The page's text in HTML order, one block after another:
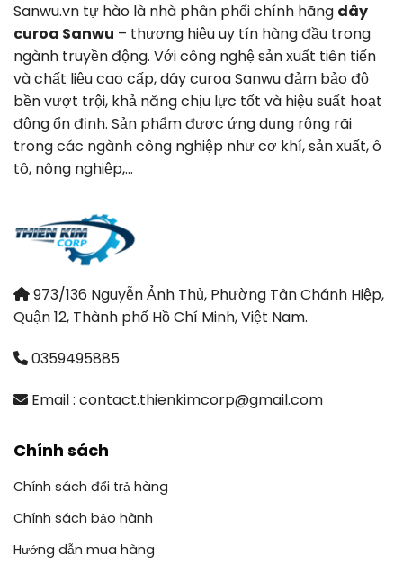
Sanwu.vn tự hào là nhà phân phối chính hãng dây
curoa Sanwu – thương hiệu uy tín hàng đầu trong
ngành truyền động. Với công nghệ sản xuất tiên tiến
và chất liệu cao cấp, dây curoa Sanwu đảm bảo độ
bền vượt trội, khả năng chịu lực tốt và hiệu suất hoạt
động ổn định. Sản phẩm được ứng dụng rộng rãi
trong các ngành công nghiệp như cơ khí, sản xuất, ô
tô, nông nghiệp,…
973/136 Nguyễn Ảnh Thủ, Phường Tân Chánh Hiệp,
Quận 12, Thành phố Hồ Chí Minh, Việt Nam.
0359495885
Email : contact.thienkimcorp@gmail.com
Chính sách
Chính sách đổi trả hàng
Chính sách bảo hành
Hướng dẫn mua hàng